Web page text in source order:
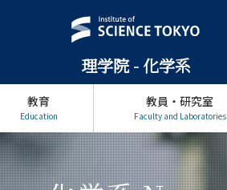
理学院 - 化学系
教育
Education
教員・研究室
Faculty and Laboratories